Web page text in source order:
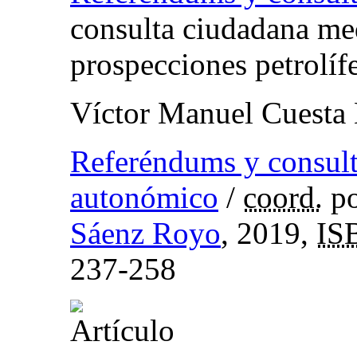
consulta ciudadana
prospecciones
Víctor Manuel Cuesta
Referéndums y
autonómico / coord.
Sáenz Royo, 2019,
237-258